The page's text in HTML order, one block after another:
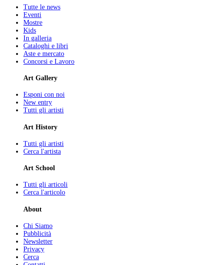
Tutte le news
Eventi
Mostre
Kids
In galleria
Cataloghi e libri
Aste e mercato
Concorsi e Lavoro
Art Gallery
Esponi con noi
New entry
Tutti gli artisti
Art History
Tutti gli artisti
Cerca l'artista
Art School
Tutti gli articoli
Cerca l'articolo
About
Chi Siamo
Pubblicità
Newsletter
Privacy
Cerca